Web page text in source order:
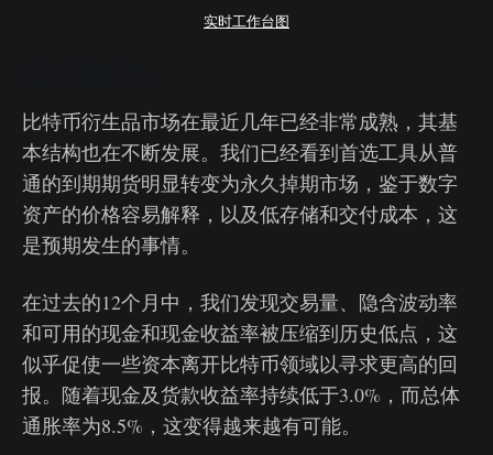
实时工作台图
比特币衍生品市场在最近几年已经非常成熟，其基
本结构也在不断发展。我们已经看到首选工具从普
通的到期期货明显转变为永久掉期市场，鉴于数字
资产的价格容易解释，以及低存储和交付成本，这
是预期发生的事情。
在过去的12个月中，我们发现交易量、隐含波动率
和可用的现金和现金收益率被压缩到历史低点，这
似乎促使一些资本离开比特币领域以寻求更高的回
报。随着现金及货款收益率持续低于3.0%，而总体
通胀率为8.5%，这变得越来越有可能。